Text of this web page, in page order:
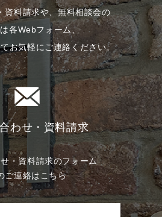
資料請求や、無料相談会の
各Webフォーム、
お気軽にご連絡ください。
わせ・資料請求
・資料請求のフォーム
ご連絡はこちら